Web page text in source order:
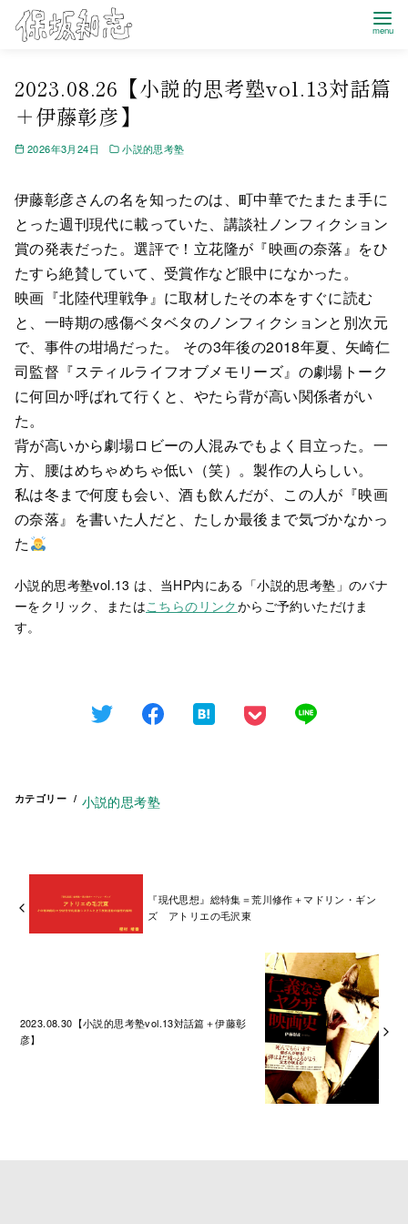
Home 小説的思考塾 2023.08.26【小説的思考塾vol.13対話篇＋伊藤彰彦】
2023.08.26【小説的思考塾vol.13対話篇
＋伊藤彰彦】
2026年3月24日 小説的思考塾
伊藤彰彦さんの名を知ったのは、町中華でたまたま手に
とった週刊現代に載っていた、講談社ノンフィクション
賞の発表だった。選評で！立花隆が『映画の奈落』をひ
たすら絶賛していて、受賞作など眼中になかった。
映画『北陸代理戦争』に取材したその本をすぐに読む
と、一時期の感傷ベタベタのノンフィクションと別次元
で、事件の坩堝だった。 その3年後の2018年夏、矢崎仁
司監督『スティルライフオブメモリーズ』の劇場トーク
に何回か呼ばれて行くと、やたら背が高い関係者がい
た。
背が高いから劇場ロビーの人混みでもよく目立った。一
方、腰はめちゃめちゃ低い（笑）。製作の人らしい。
私は冬まで何度も会い、酒も飲んだが、この人が『映画
の奈落』を書いた人だと、たしか最後まで気づかなかっ
た
小説的思考塾vol.13 は、当HP内にある「小説的思考塾」のバナ
ーをクリック、またはこちらのリンクからご予約いただけま
す。
カテゴリー 小説的思考塾
『現代思想』総特集＝荒川修作＋マドリン・ギン
ズ アトリエの毛沢東
2023.08.30【小説的思考塾vol.13対話篇＋伊藤彰
彦】